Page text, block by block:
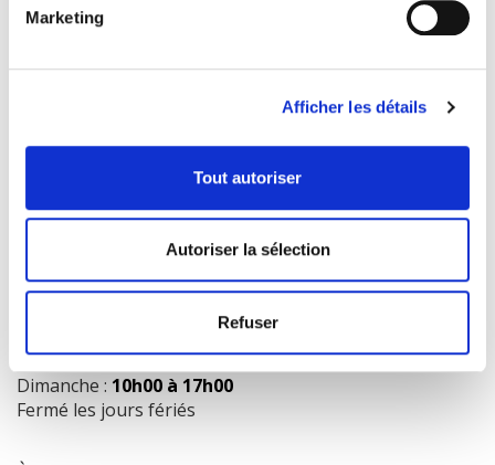
Marketing
Afficher les détails
Tout autoriser
Autoriser la sélection
Refuser
1073 route de l'Église, Québec, QC G1V 3W2
HEURES D'OUVERTURE
9h00 à 18h00
9h00 à 21h00
Samedi:9h00 à 17h00
Dimanche : 10h00 à 17h00
Fermé les jours fériés